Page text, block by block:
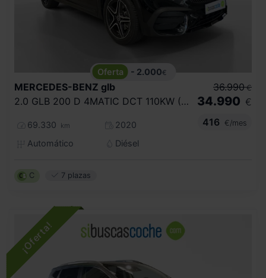
- 2.000€
MERCEDES-BENZ glb
2.0 GLB 200 D 4MATIC DCT 110KW (150CV)
69.330 km
2020
Automático
Diésel
36.990 €
34.990 €
416
€/mes
C 7 plazas